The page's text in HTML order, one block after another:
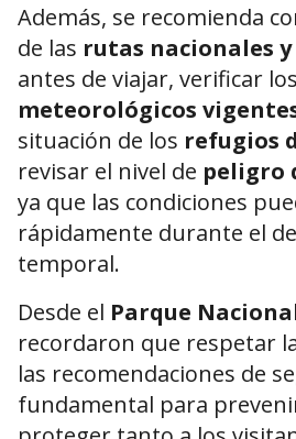
Además, se recomienda
de las rutas nacionales
antes de viajar, verificar los
meteorológicos
situación de los refugios
revisar el nivel de peligro
ya que las condiciones
rápidamente durante el
temporal.
Desde el Parque
recordaron que respetar
las recomendaciones de
fundamental para